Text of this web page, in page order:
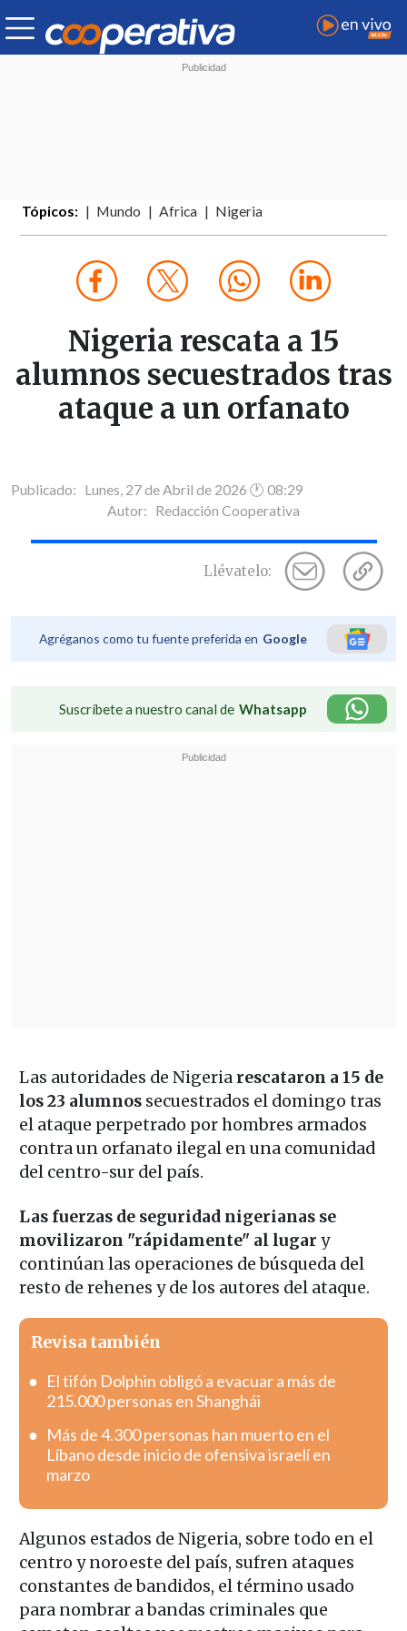
Tópicos: Mundo Africa Nigeria
Nigeria rescata a 15
alumnos secuestrados tras
ataque a un orfanato
Publicado: Lunes, 27 de Abril de 2026 🕐 08:29
Autor: Redacción Cooperativa
Llévatelo:
Agréganos como tu fuente preferida en Google
Suscríbete a nuestro canal de Whatsapp
Las autoridades de Nigeria rescataron a 15 de
los 23 alumnossecuestrados el domingo tras
el ataque perpetrado por hombres armados
contra un orfanato ilegal en una comunidad
del centro-sur del país.
Las fuerzas de seguridad nigerianas se
movilizaron "rápidamente" al lugar y
continúan las operaciones de búsqueda del
resto de rehenes y de los autores del ataque.
Revisa también
El tifón Dolphin obligó a evacuar a más de
215.000 personas en Shanghái
Más de 4.300 personas han muerto en el
Líbano desde inicio de ofensiva israelí en
marzo
Algunos estados de Nigeria, sobre todo en el
centro y noroeste del país, sufren ataques
constantes de bandidos, el término usado
para nombrar a bandas criminales que